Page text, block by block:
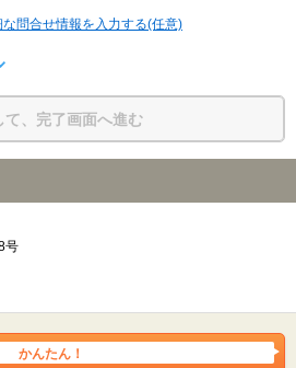
な問合せ情報を入力する(任意)
て、完了画面へ進む
号
かんたん！